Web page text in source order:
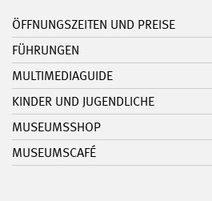
ÖFFNUNGSZEITEN UND PREISE
FÜHRUNGEN
MULTIMEDIAGUIDE
KINDER UND JUGENDLICHE
MUSEUMSSHOP
MUSEUMSCAFÉ